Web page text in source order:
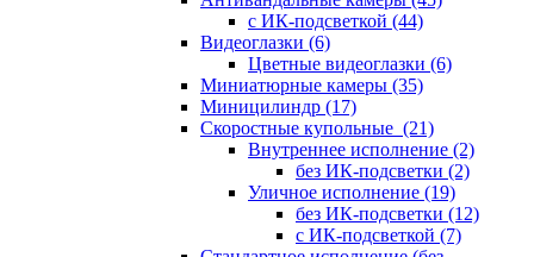
с ИК-подсветкой (44)
Видеоглазки (6)
Цветные видеоглазки (6)
Миниатюрные камеры (35)
Миницилиндр (17)
Скоростные купольные (21)
Внутреннее исполнение (2)
без ИК-подсветки (2)
Уличное исполнение (19)
без ИК-подсветки (12)
с ИК-подсветкой (7)